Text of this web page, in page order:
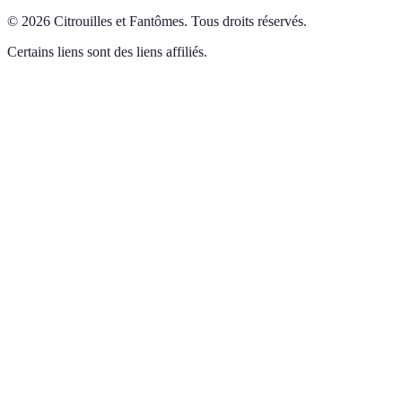
© 2026 Citrouilles et Fantômes. Tous droits réservés.
Certains liens sont des liens affiliés.